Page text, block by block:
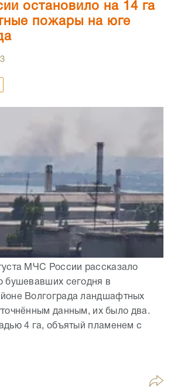
остановило на 14 га
пожары на юге
МЧС России рассказало
бушевавших сегодня в
Волгограда ландшафтных
данным, их было два.
4 га, объятый пламенем с